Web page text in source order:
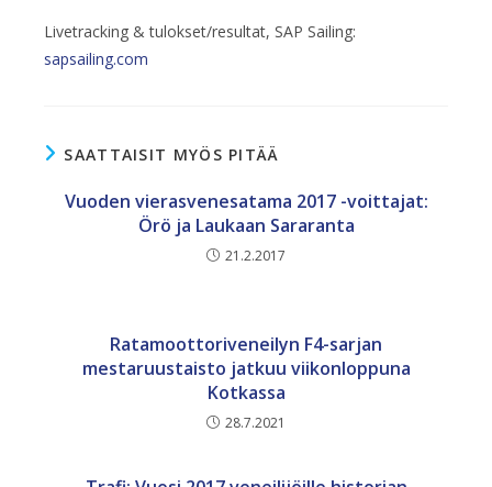
Livetracking & tulokset/resultat, SAP Sailing:
sapsailing.com
SAATTAISIT MYÖS PITÄÄ
Vuoden vierasvenesatama 2017 -voittajat:
Örö ja Laukaan Sararanta
21.2.2017
Ratamoottoriveneilyn F4-sarjan
mestaruustaisto jatkuu viikonloppuna
Kotkassa
28.7.2021